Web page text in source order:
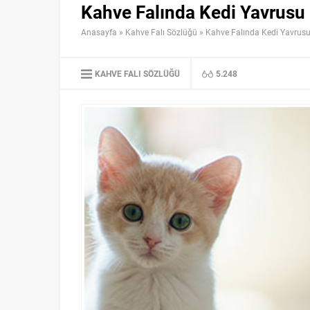
Kahve Falında Kedi Yavrusu
Anasayfa » Kahve Falı Sözlüğü » Kahve Falında Kedi Yavrusu
KAHVE FALI SÖZLÜĞÜ 5.248